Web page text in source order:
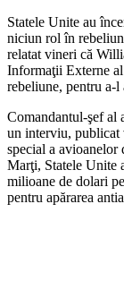
Statele Unite au
niciun rol în
relatat vineri că
Informaţii Externe
rebeliune, pentru a-l
Comandantul-şef al
un interviu, publicat
special a avioanelor
Marţi, Statele Unite
milioane de dolari
pentru apărarea